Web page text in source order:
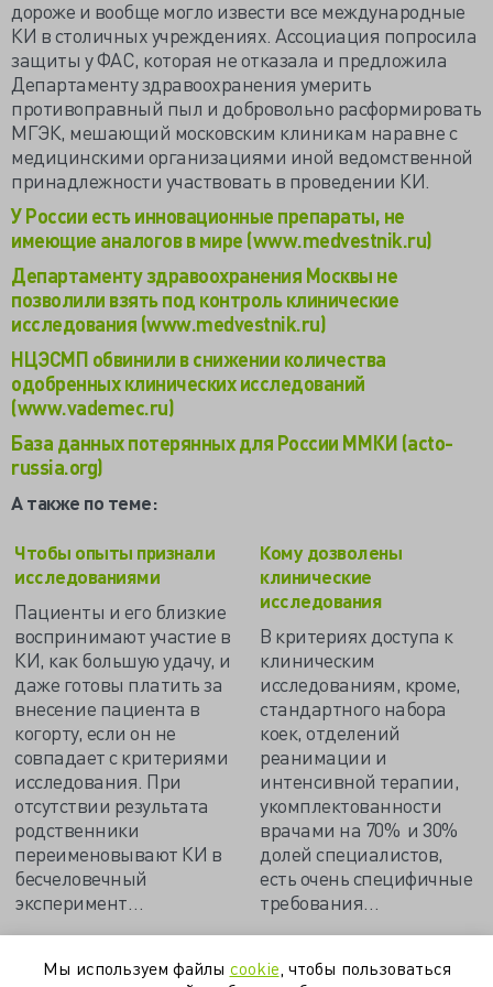
дороже и вообще могло извести все международные
КИ в столичных учреждениях. Ассоциация попросила
защиты у ФАС, которая не отказала и предложила
Департаменту здравоохранения умерить
противоправный пыл и добровольно расформировать
МГЭК, мешающий московским клиникам наравне с
медицинскими организациями иной ведомственной
принадлежности участвовать в проведении КИ.
У России есть инновационные препараты, не
имеющие аналогов в мире (www.medvestnik.ru)
Департаменту здравоохранения Москвы не
позволили взять под контроль клинические
исследования (www.medvestnik.ru)
НЦЭСМП обвинили в снижении количества
одобренных клинических исследований
(www.vademec.ru)
База данных потерянных для России ММКИ (acto-
russia.org)
А также по теме:
Чтобы опыты признали
исследованиями
Пациенты и его близкие
воспринимают участие в
КИ, как большую удачу, и
даже готовы платить за
внесение пациента в
когорту, если он не
совпадает с критериями
исследования. При
отсутствии результата
родственники
переименовывают КИ в
бесчеловечный
эксперимент…
Кому дозволены
клинические
исследования
В критериях доступа к
клиническим
исследованиям, кроме,
стандартного набора
коек, отделений
реанимации и
интенсивной терапии,
укомплектованности
врачами на 70% и 30%
долей специалистов,
есть очень специфичные
требования…
кластер клинические исследования лекарства скворцова
Мы используем файлы cookie , чтобы пользоваться